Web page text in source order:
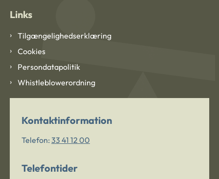
Links
Tilgængelighedserklæring
Cookies
Persondatapolitik
Whistleblowerordning
Kontaktinformation
Telefon: 33 41 12 00
Telefontider